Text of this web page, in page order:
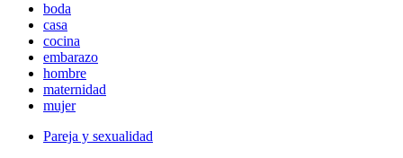
boda
casa
cocina
embarazo
hombre
maternidad
mujer
Pareja y sexualidad